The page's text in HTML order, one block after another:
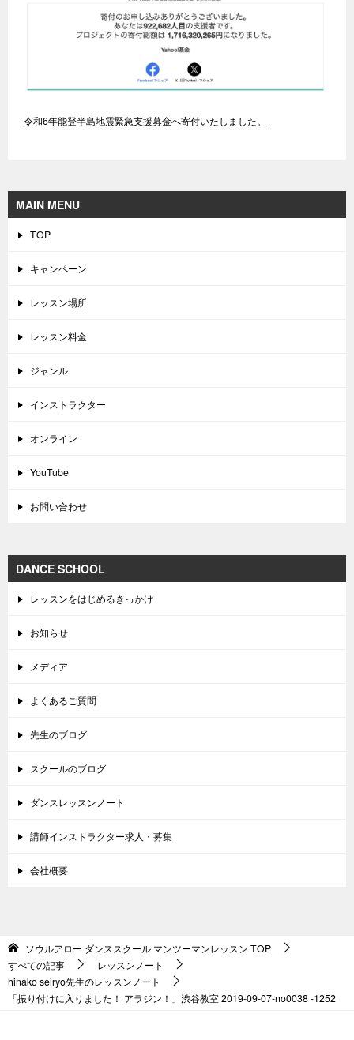
令和6年能登半島地震緊急支援募金へ寄付いたしました。
MAIN MENU
TOP
キャンペーン
レッスン場所
レッスン料金
ジャンル
インストラクター
オンライン
YouTube
お問い合わせ
DANCE SCHOOL
レッスンをはじめるきっかけ
お知らせ
メディア
よくあるご質問
先生のブログ
スクールのブログ
ダンスレッスンノート
講師インストラクター求人・募集
会社概要
ソウルアロー ダンススクール マンツーマンレッスン TOP
すべての記事
レッスンノート
hinako seiryo先生のレッスンノート
「振り付けに入りました！ アラジン！」渋谷教室 2019-09-07-no0038 -1252